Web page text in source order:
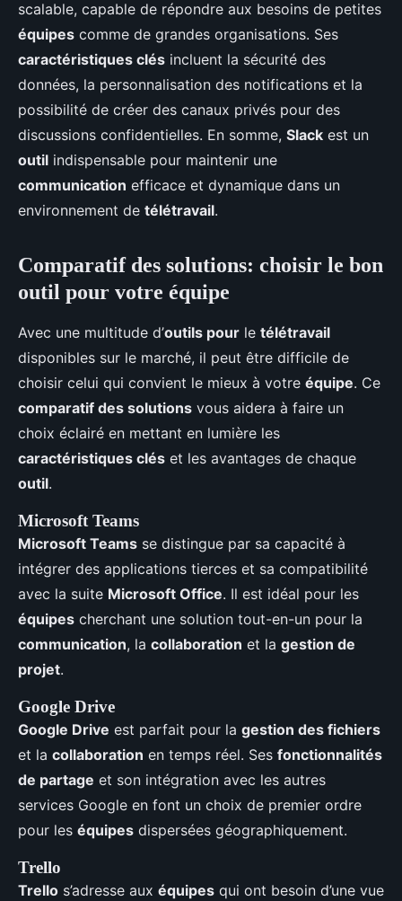
scalable, capable de répondre aux besoins de petites
équipes comme de grandes organisations. Ses
caractéristiques clés incluent la sécurité des
données, la personnalisation des notifications et la
possibilité de créer des canaux privés pour des
discussions confidentielles. En somme, Slack est un
outil indispensable pour maintenir une
communication efficace et dynamique dans un
environnement de télétravail.
Comparatif des solutions: choisir le bon
outil pour votre équipe
Avec une multitude d’outils pour le télétravail
disponibles sur le marché, il peut être difficile de
choisir celui qui convient le mieux à votre équipe. Ce
comparatif des solutions vous aidera à faire un
choix éclairé en mettant en lumière les
caractéristiques clés et les avantages de chaque
outil.
Microsoft Teams
Microsoft Teams se distingue par sa capacité à
intégrer des applications tierces et sa compatibilité
avec la suite Microsoft Office. Il est idéal pour les
équipes cherchant une solution tout-en-un pour la
communication, la collaboration et la gestion de
projet.
Google Drive
Google Drive est parfait pour la gestion des fichiers
et la collaboration en temps réel. Ses fonctionnalités
de partage et son intégration avec les autres
services Google en font un choix de premier ordre
pour les équipes dispersées géographiquement.
Trello
Trello s’adresse aux équipes qui ont besoin d’une vue